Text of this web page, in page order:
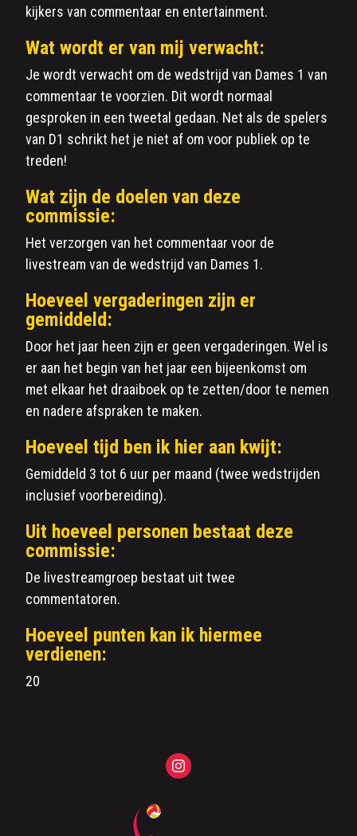
kijkers van commentaar en entertainment.
Wat wordt er van mij verwacht:
Je wordt verwacht om de wedstrijd van Dames 1 van
commentaar te voorzien. Dit wordt normaal
gesproken in een tweetal gedaan. Net als de spelers
van D1 schrikt het je niet af om voor publiek op te
treden!
Wat zijn de doelen van deze
commissie:
Het verzorgen van het commentaar voor de
livestream van de wedstrijd van Dames 1.
Hoeveel vergaderingen zijn er
gemiddeld:
Door het jaar heen zijn er geen vergaderingen. Wel is
er aan het begin van het jaar een bijeenkomst om
met elkaar het draaiboek op te zetten/door te nemen
en nadere afspraken te maken.
Hoeveel tijd ben ik hier aan kwijt:
Gemiddeld 3 tot 6 uur per maand (twee wedstrijden
inclusief voorbereiding).
Uit hoeveel personen bestaat deze
commissie:
De livestreamgroep bestaat uit twee
commentatoren.
Hoeveel punten kan ik hiermee
verdienen:
20